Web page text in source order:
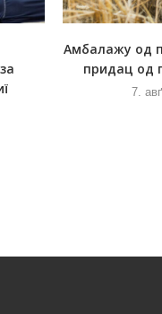
Амбалажу од
придац од
7.